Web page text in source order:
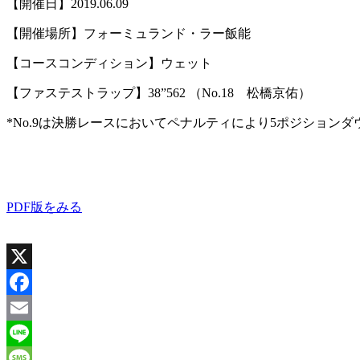
【開催日】2019.06.09
【開催場所】フォーミュランド・ラー飯能
【コースコンディション】ウェット
【ファステストラップ】38”562 （No.18 松橋京佑）
*No.9は決勝レースにおいてペナルティにより5ポジションダ
PDF版をみる
X
Facebook
Email